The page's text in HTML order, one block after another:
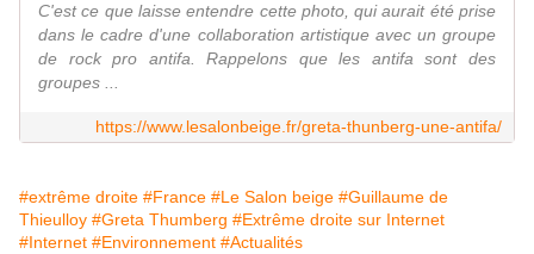
C'est ce que laisse entendre cette photo, qui aurait été prise
dans le cadre d'une collaboration artistique avec un groupe
de rock pro antifa. Rappelons que les antifa sont des
groupes ...
https://www.lesalonbeige.fr/greta-thunberg-une-antifa/
#extrême droite #France #Le Salon beige #Guillaume de
Thieulloy #Greta Thumberg #Extrême droite sur Internet
#Internet #Environnement #Actualités